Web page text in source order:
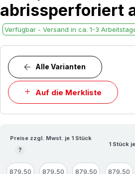
abrissperforiert
Verfügbar - Versand in ca. 1-3
Auf die Merkliste
Alle Varianten
Preise zzgl. Mwst. je 1 Stück
?
1 Stück
879,50 879,50 879,50 879,50